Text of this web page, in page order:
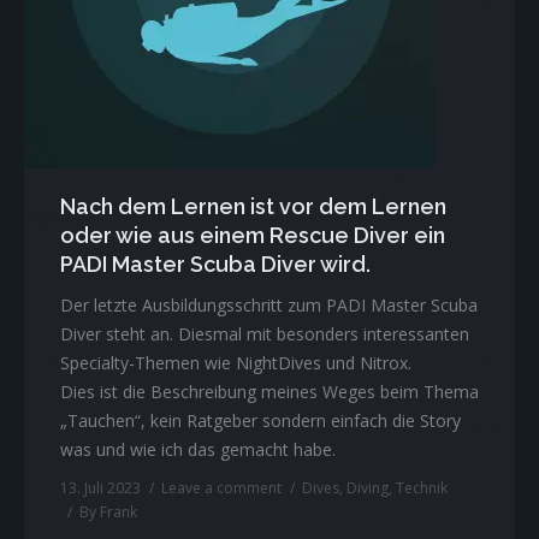
About me
Nach dem Lernen ist vor dem Lernen
oder wie aus einem Rescue Diver ein
PADI Master Scuba Diver wird.
Der letzte Ausbildungsschritt zum PADI Master Scuba
Diver steht an. Diesmal mit besonders interessanten
Specialty-Themen wie NightDives und Nitrox.
Dies ist die Beschreibung meines Weges beim Thema
„Tauchen“, kein Ratgeber sondern einfach die Story
was und wie ich das gemacht habe.
13. Juli 2023 Leave a comment Dives, Diving, Technik
By Frank